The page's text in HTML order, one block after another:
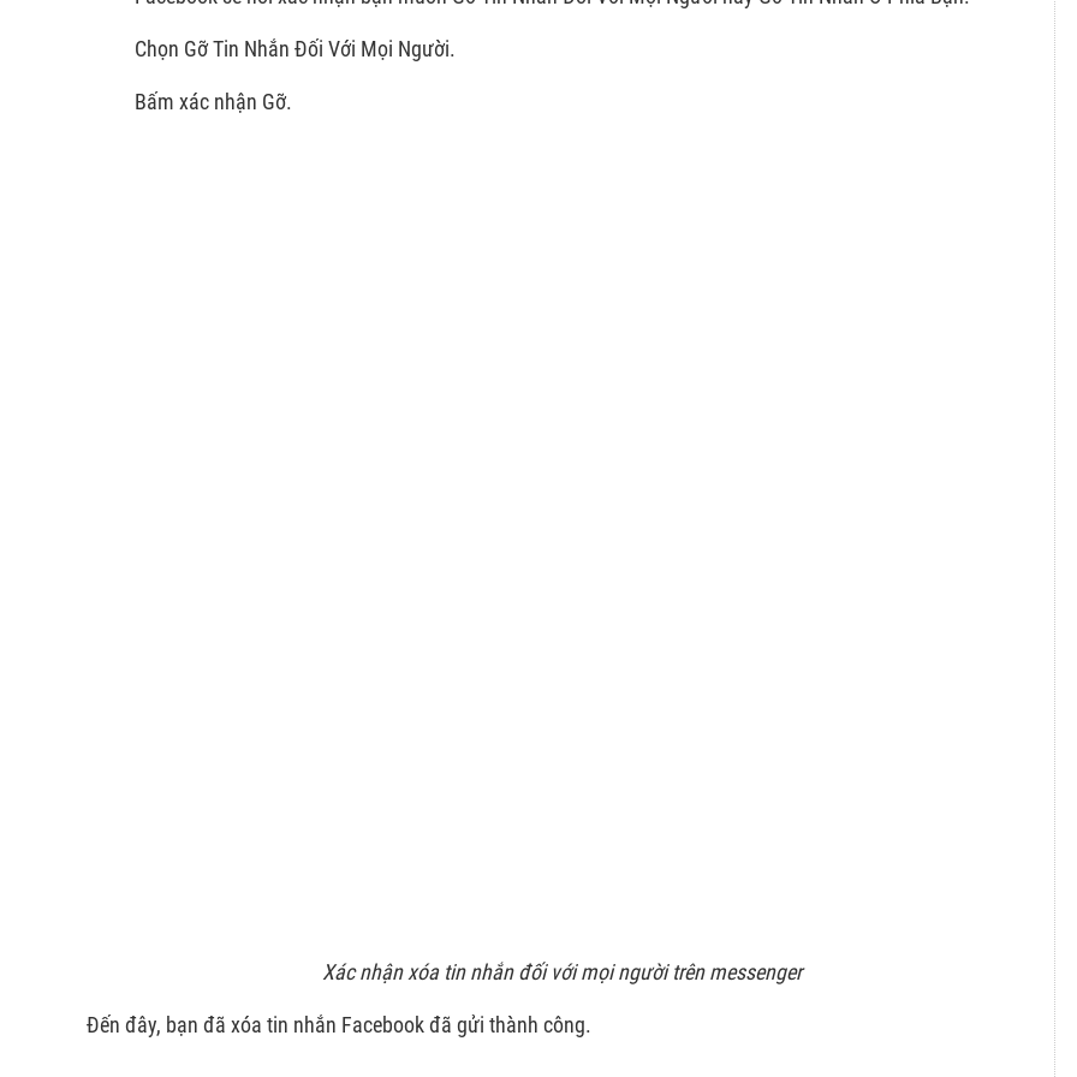
Chọn Gỡ Tin Nhắn Đối Với Mọi Người.
Bấm xác nhận Gỡ.
Xác nhận xóa tin nhắn đối với mọi người trên messenger
Đến đây, bạn đã xóa tin nhắn Facebook đã gửi thành công.